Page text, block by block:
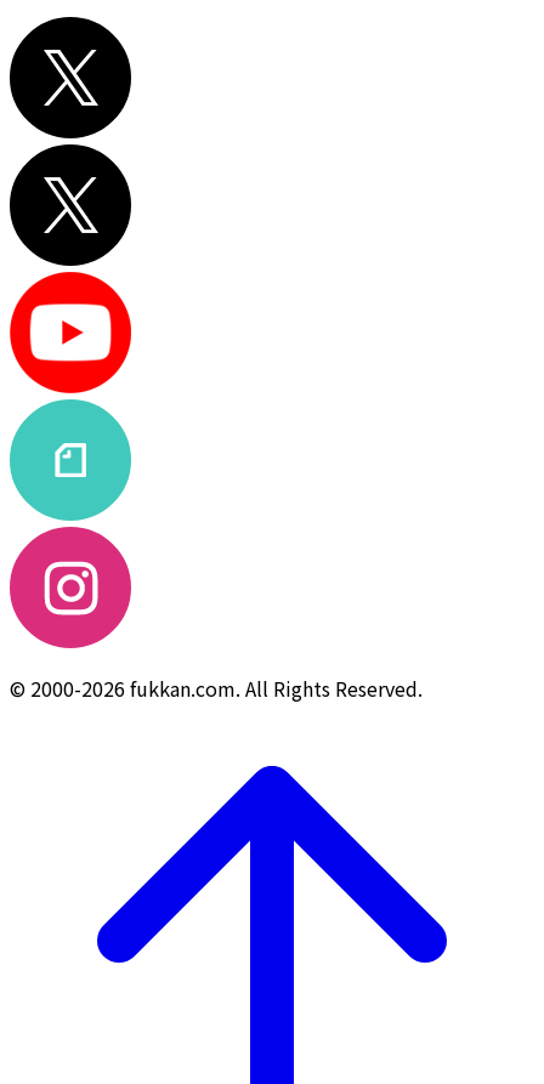
© 2000-2026 fukkan.com. All Rights Reserved.